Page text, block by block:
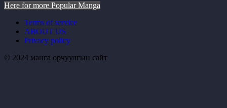
Here for more Popular Manga
Terms of service
ABOUT US
Privacy policy
© 2024 манга орчуулгын сайт